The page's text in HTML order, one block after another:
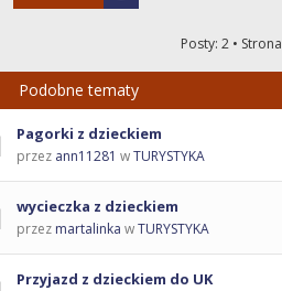
Posty: 2 • Strona
Podobne tematy
Pagorki z dzieckiem
przez ann11281 wTURYSTYKA
wycieczka z dzieckiem
przez martalinka wTURYSTYKA
Przyjazd z dzieckiem do UK